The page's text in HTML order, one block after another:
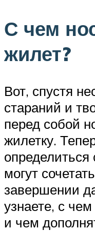
С чем
жилет?
Вот, спустя
стараний и
перед собой
жилетку.
могут
завершении
узнаете, с чем
и чем